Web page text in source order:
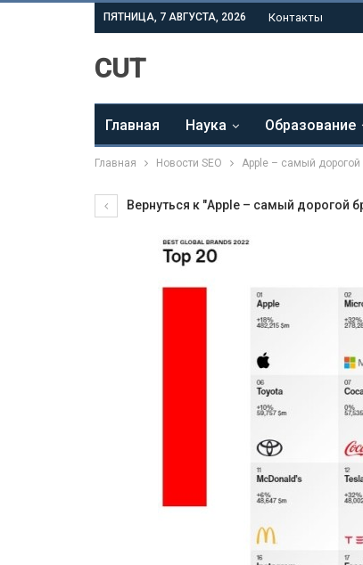
ПЯТНИЦА, 7 АВГУСТА, 2026 Контакты
CUT
Главная Наука Образование
Главная Новости SEO Apple – самый
Вернуться к "Apple – самый дорогой